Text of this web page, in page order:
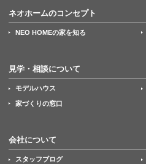
ネオホームのコンセプト
NEO HOMEの家を知る
見学・相談について
モデルハウス
家づくりの窓口
会社について
スタッフブログ